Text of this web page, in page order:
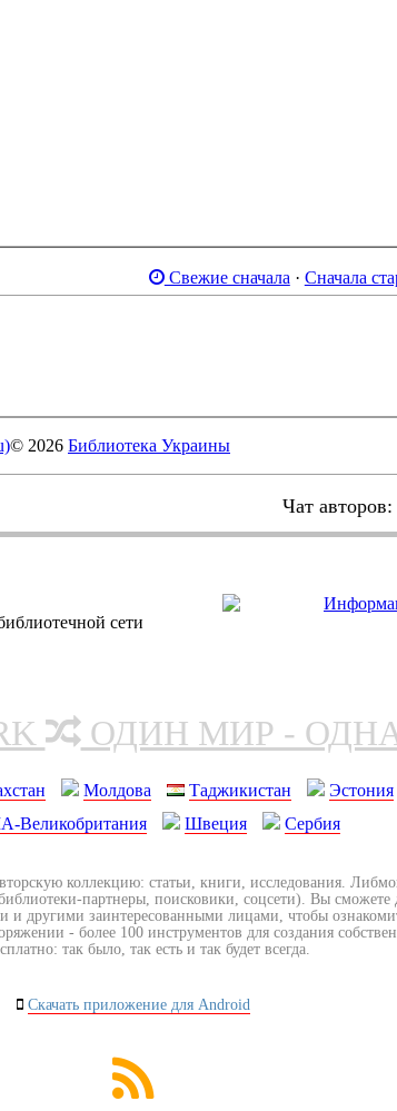
Свежие сначала · Сначала
© 2026 Библиотека Украины
Чат авторов:
сети
ОДИН МИР -
Молдова Таджикистан Эстония
Великобритания
Швеция Сербия
коллекцию: статьи, книги, исследования.
партнеры, поисковики, соцсети). Вы сможете
и другими заинтересованными лицами, чтобы
- более 100 инструментов для создания
так было, так есть и так будет всегда.
Скачать приложение для Android